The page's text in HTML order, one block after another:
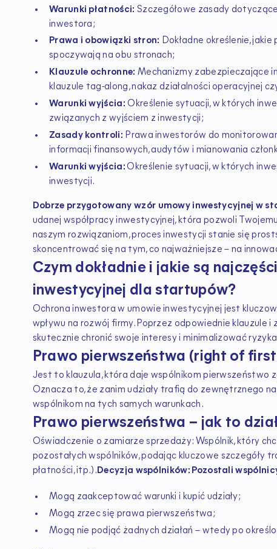
Warunki płatności: Szczegółowe zasady
inwestora;
Prawa i obowiązki stron: Dokładne określenie,
spoczywają na obu stronach;
Klauzule ochronne: Mechanizmy zabezpieczające
klauzule tag-along, nakaz działalności operacyjnej
Warunki wyjścia: Określenie sytuacji, w których
związanych z wyjściem z inwestycji;
Zasady kontroli: Prawa inwestorów do
informacji finansowych, audytów i mianowania
Warunki wyjścia: Określenie sytuacji, w których
inwestycji.
Dobrze przygotowany wzór umowy inwestycyjnej w
udanej współpracy inwestycyjnej, która pozwoli
naszym rozwiązaniom, proces inwestycji stanie się
skoncentrować się na tym, co najważniejsze – na
Czym dokładnie i jakie są
inwestycyjnej dla startupów?
Ochrona inwestora w umowie inwestycyjnej jest
wpływu na rozwój firmy. Poprzez odpowiednie
skutecznie chronić swoje interesy i minimalizować
Prawo pierwszeństwa (right of
Jest to klauzula, która daje wspólnikom pierwszeństwo
Oznacza to, że zanim udziały trafią do zewnętrznego
wspólnikom na tych samych warunkach.
Prawo pierwszeństwa – jak to
Oświadczenie o zamiarze sprzedaży: Wspólnik, który
pozostałych wspólników, podając kluczowe szczegóły
płatności, itp.). Decyzja wspólników: Pozostali
Mogą zaakceptować warunki i kupić udziały;
Mogą zrzec się prawa pierwszeństwa;
Mogą nie podjąć żadnych działań – wtedy po